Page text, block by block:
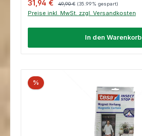
Verkaufspreis:
31,94 € 49,90 € (35.99% gespart)
Preise inkl. MwSt. zzgl. Versandkosten
In den Warenkorb
%